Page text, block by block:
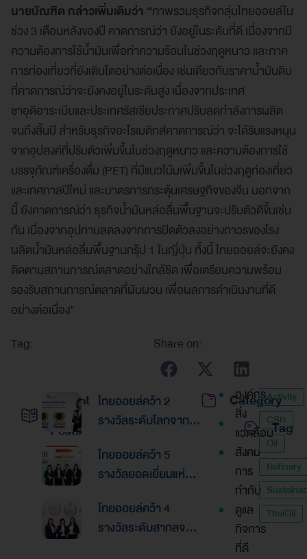
นายบัณฑิต กล่าวเพิ่มเติมว่า “ภาพรวมธุรกิจกลุ่มไทยออยล์ใน
ช่วง 3 เดือนหลังของปี คาดการณ์ว่า ยังอยู่ในระดับที่ดี เนื่องจากมี
ความต้องการใช้น้ำมันเพื่อทำความร้อนในช่วงฤดูหนาว และภาค
การท่องเที่ยวที่ยังเติบโตอย่างต่อเนื่อง เช่นเดียวกับราคาน้ำมันดิบ
ที่คาดการณ์ว่าจะยังคงอยู่ในระดับสูง เนื่องจากประเทศ
ซาอุดิอาระเบียและประเทศรัสเซียประกาศปรับลดกำลังการผลิต
จนถึงสิ้นปี สำหรับธุรกิจอะโรเมติกส์คาดการณ์ว่า จะได้รับแรงหนุน
จากอุปสงค์ที่ปรับตัวเพิ่มขึ้นในช่วงฤดูหนาว และความต้องการใช้
บรรจุภัณฑ์เครื่องดื่ม (PET) ที่มีแนวโน้มเพิ่มขึ้นในช่วงฤดูท่องเที่ยว
และเทศกาลปีใหม่ และมาตรการกระตุ้นเศรษฐกิจของจีน นอกจาก
นี้ ยังคาดการณ์ว่า ธุรกิจน้ำมันหล่อลื่นพื้นฐานจะปรับตัวดีขึ้นเช่น
กัน เนื่องจากอุปทานลดลงจากการปิดตัวลงอย่างถาวรของโรง
ผลิตน้ำมันหล่อลื่นพื้นฐานกรุ๊ป 1 ในญี่ปุ่น ทั้งนี้ ไทยออยล์จะยังคง
ติดตามสถานการณ์ตลาดอย่างใกล้ชิด เพื่อเตรียมความพร้อม
รองรับสถานการณ์ตลาดที่ผันผวน เพื่อผลการดำเนินงานที่ดี
อย่างต่อเนื่อง”
Tag:
Share on:
Recent
Posts
ไทยออยล์คว้า 2
รางวัลระดับโลกจาก
Finance Awards
2026ตอกย้ำความเป็น
เลิศด้านการบริหาร
การเงินและการระดม
ทุน
ไทยออยล์คว้า 5
รางวัลยอดเยี่ยมแห่ง
รางวัล “Asian
Excellence Award
ไทยออยล์คว้า 4
รางวัลระดับสากลจาก
Category
องค์กร
สิ่ง
แวดล้อม
สังคม
การ
กำกับ
ดูแล
กิจการ
ที่ดี
Tag
Activity
CSR
Oil
Refinery
ThaiOil